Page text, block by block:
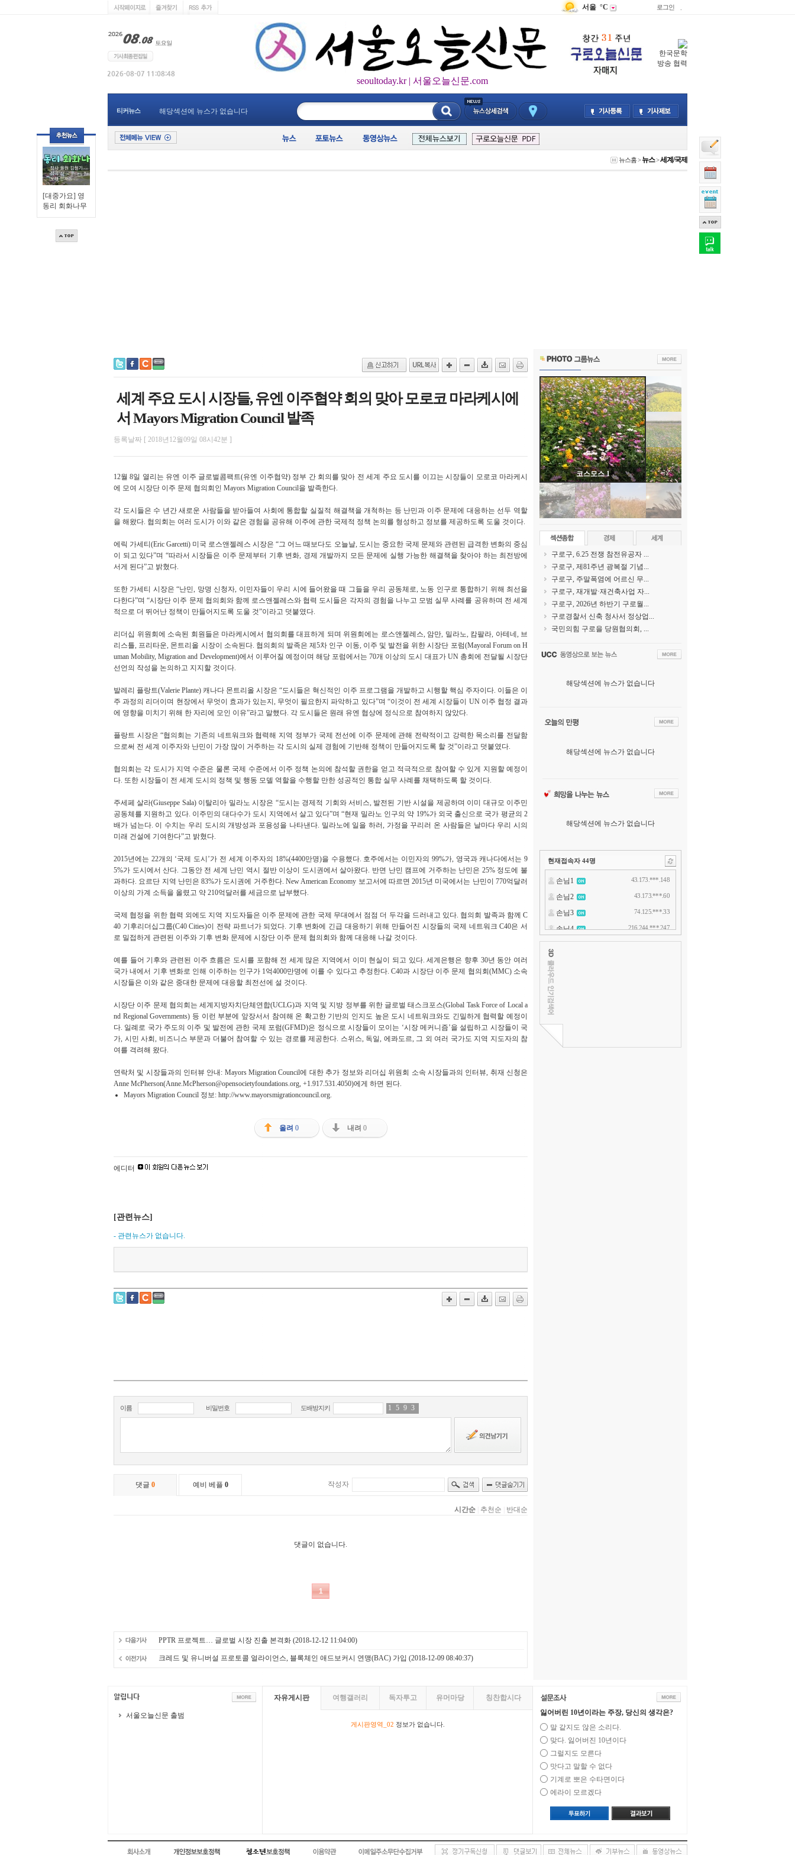
[대중가요] 영
동리 회화나무
서울 °C 로그인
seoultoday.kr | 서울오늘신문.com
한국문학
방송 협력
티커뉴스 해당섹션에 뉴스가 없습니다
뉴스홈>뉴스>세계/국제
세계 주요 도시 시장들, 유엔 이주협약 회의 맞아 모로코 마라케시에
서 Mayors Migration Council 발족
등록날짜 [ 2018년12월09일 08시42분 ]
12월 8일 열리는 유엔 이주 글로벌콤팩트(유엔 이주협약) 정부 간 회의를 맞아 전 세계 주요 도시를 이끄는 시장들이 모로코 마라케시
에 모여 시장단 이주 문제 협의회인 Mayors Migration Council을 발족한다.
각 도시들은 수 년간 새로운 사람들을 받아들여 사회에 통합할 실질적 해결책을 개척하는 등 난민과 이주 문제에 대응하는 선두 역할
을 해왔다. 협의회는 여러 도시가 이와 같은 경험을 공유해 이주에 관한 국제적 정책 논의를 형성하고 정보를 제공하도록 도울 것이다.
에릭 가세티(Eric Garcetti) 미국 로스앤젤레스 시장은 “그 어느 때보다도 오늘날, 도시는 중요한 국제 문제와 관련된 급격한 변화의 중심
이 되고 있다”며 “따라서 시장들은 이주 문제부터 기후 변화, 경제 개발까지 모든 문제에 실행 가능한 해결책을 찾아야 하는 최전방에
서게 된다”고 밝혔다.
또한 가세티 시장은 “난민, 망명 신청자, 이민자들이 우리 시에 들어왔을 때 그들을 우리 공동체로, 노동 인구로 통합하기 위해 최선을
다한다”며 “시장단 이주 문제 협의회와 함께 로스앤젤레스와 협력 도시들은 각자의 경험을 나누고 모범 실무 사례를 공유하며 전 세계
적으로 더 뛰어난 정책이 만들어지도록 도울 것”이라고 덧붙였다.
리더십 위원회에 소속된 회원들은 마라케시에서 협의회를 대표하게 되며 위원회에는 로스앤젤레스, 암만, 밀라노, 캄팔라, 아테네, 브
리스틀, 프리타운, 몬트리올 시장이 소속된다. 협의회의 발족은 제5차 인구 이동, 이주 및 발전을 위한 시장단 포럼(Mayoral Forum on H
uman Mobility, Migration and Development)에서 이루어질 예정이며 해당 포럼에서는 70개 이상의 도시 대표가 UN 총회에 전달될 시장단
선언의 작성을 논의하고 지지할 것이다.
발레리 플랑트(Valerie Plante) 캐나다 몬트리올 시장은 “도시들은 혁신적인 이주 프로그램을 개발하고 시행할 핵심 주자이다. 이들은 이
주 과정의 리더이며 현장에서 무엇이 효과가 있는지, 무엇이 필요한지 파악하고 있다”며 “이것이 전 세계 시장들이 UN 이주 협정 결과
에 영향을 미치기 위해 한 자리에 모인 이유”라고 말했다. 각 도시들은 원래 유엔 협상에 정식으로 참여하지 않았다.
플랑트 시장은 “협의회는 기존의 네트워크와 협력해 지역 정부가 국제 전선에 이주 문제에 관해 전략적이고 강력한 목소리를 전달함
으로써 전 세계 이주자와 난민이 가장 많이 거주하는 각 도시의 실제 경험에 기반해 정책이 만들어지도록 할 것”이라고 덧붙였다.
협의회는 각 도시가 지역 수준은 물론 국제 수준에서 이주 정책 논의에 참석할 권한을 얻고 적극적으로 참여할 수 있게 지원할 예정이
다. 또한 시장들이 전 세계 도시의 정책 및 행동 모델 역할을 수행할 만한 성공적인 통합 실무 사례를 채택하도록 할 것이다.
주세페 살라(Giuseppe Sala) 이탈리아 밀라노 시장은 “도시는 경제적 기회와 서비스, 발전된 기반 시설을 제공하며 이미 대규모 이주민
공동체를 지원하고 있다. 이주민의 대다수가 도시 지역에서 살고 있다”며 “현재 밀라노 인구의 약 19%가 외국 출신으로 국가 평균의 2
배가 넘는다. 이 수치는 우리 도시의 개방성과 포용성을 나타낸다. 밀라노에 일을 하러, 가정을 꾸리러 온 사람들은 날마다 우리 시의
미래 건설에 기여한다”고 밝혔다.
2015년에는 22개의 ‘국제 도시’가 전 세계 이주자의 18%(4400만명)을 수용했다. 호주에서는 이민자의 99%가, 영국과 캐나다에서는 9
5%가 도시에서 산다. 그동안 전 세계 난민 역시 절반 이상이 도시권에서 살아왔다. 반면 난민 캠프에 거주하는 난민은 25% 정도에 불
과하다. 요르단 지역 난민은 83%가 도시권에 거주한다. New American Economy 보고서에 따르면 2015년 미국에서는 난민이 770억달러
이상의 가계 소득을 올렸고 약 210억달러를 세금으로 납부했다.
국제 협정을 위한 협력 외에도 지역 지도자들은 이주 문제에 관한 국제 무대에서 점점 더 두각을 드러내고 있다. 협의회 발족과 함께 C
40 기후리더십그룹(C40 Cities)이 전략 파트너가 되었다. 기후 변화에 긴급 대응하기 위해 만들어진 시장들의 국제 네트워크 C40은 서
로 밀접하게 관련된 이주와 기후 변화 문제에 시장단 이주 문제 협의회와 함께 대응해 나갈 것이다.
예를 들어 기후와 관련된 이주 흐름은 도시를 포함해 전 세계 많은 지역에서 이미 현실이 되고 있다. 세계은행은 향후 30년 동안 여러
국가 내에서 기후 변화로 인해 이주하는 인구가 1억4000만명에 이를 수 있다고 추정한다. C40과 시장단 이주 문제 협의회(MMC) 소속
시장들은 이와 같은 중대한 문제에 대응할 최전선에 설 것이다.
시장단 이주 문제 협의회는 세계지방자치단체연합(UCLG)과 지역 및 지방 정부를 위한 글로벌 태스크포스(Global Task Force of Local a
nd Regional Governments) 등 이런 부분에 앞장서서 참여해 온 확고한 기반의 인지도 높은 도시 네트워크와도 긴밀하게 협력할 예정이
다. 일례로 국가 주도의 이주 및 발전에 관한 국제 포럼(GFMD)은 정식으로 시장들이 모이는 ‘시장 메커니즘’을 설립하고 시장들이 국
가, 시민 사회, 비즈니스 부문과 더불어 참여할 수 있는 경로를 제공한다. 스위스, 독일, 에콰도르, 그 외 여러 국가도 지역 지도자의 참
여를 격려해 왔다.
연락처 및 시장들과의 인터뷰 안내: Mayors Migration Council에 대한 추가 정보와 리더십 위원회 소속 시장들과의 인터뷰, 취재 신청은
Anne McPherson(Anne.McPherson@opensocietyfoundations.org, +1.917.531.4050)에게 하면 된다.
Mayors Migration Council 정보: http://www.mayorsmigrationcouncil.org.
올려 0 내려 0
에디터
[관련뉴스]
- 관련뉴스가 없습니다.
PPTR 프로젝트… 글로벌 시장 진출 본격화 (2018-12-12 11:04:00)
크레드 및 유니버설 프로토콜 얼라이언스, 블록체인 애드보커시 연맹(BAC) 가입 (2018-12-09 08:40:37)
코스모스 1
구로구, 6.25 전쟁 참전유공자 ...
구로구, 제81주년 광복절 기념...
구로구, 주말폭염에 어르신 무...
구로구, 재개발·재건축사업 자...
구로구, 2026년 하반기 구로월...
구로경찰서 신축 청사서 정상업...
국민의힘 구로을 당원협의회, ...
해당섹션에 뉴스가 없습니다
해당섹션에 뉴스가 없습니다
해당섹션에 뉴스가 없습니다
현재접속자 44명
서울오늘신문 출범
자유게시판 여행갤러리 독자투고 유머마당 칭찬합시다
게시판영역_02 정보가 없습니다.
잃어버린 10년이라는 주장, 당신의 생각은?
말 같지도 않은 소리다.
맞다. 잃어버진 10년이다
그럴지도 모른다
맛다고 말할 수 없다
기계로 뽀은 수타면이다
에라이 모르겠다